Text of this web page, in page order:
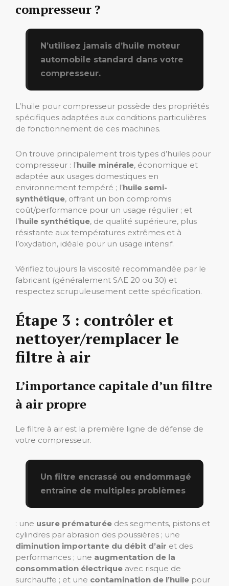
compresseur ?
N’utilisez jamais d’huile moteur
automobile standard dans votre
compresseur.
L’huile pour compresseur possède des propriétés
spécifiques adaptées aux conditions particulières
de fonctionnement de ces machines.
On trouve principalement trois types d’huiles pour
compresseur : l’huile minérale, économique et
adaptée aux usages domestiques en
environnement tempéré ; l’huile semi-
synthétique, offrant un bon compromis
coût/performance pour un usage régulier ; et
l’huile synthétique, de qualité supérieure, plus
résistante aux températures extrêmes et à
l’oxydation, idéale pour un usage intensif.
Vérifiez toujours la viscosité recommandée par le
fabricant (généralement SAE 20 ou 30) et
respectez scrupuleusement cette spécification.
Étape 3 : contrôler et
nettoyer/remplacer le
filtre à air
L’importance capitale d’un filtre
à air propre
Le filtre à air est la première ligne de défense de
votre compresseur.
Un filtre encrassé ou endommagé
entraîne de multiples problèmes
: une usure prématurée des segments, pistons et
cylindres par abrasion des poussières ; une
diminution importante du débit d’air et des
performances ; une augmentation de la
consommation électrique avec risque de
surchauffe ; et une contamination de l’huile pour